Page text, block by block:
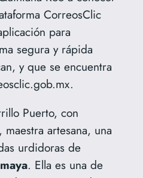
CorreosClic
para
segura y rápida
y que se encuentra
Puerto, con
maestra artesana, una
urdidoras de
maya. Ella es una de